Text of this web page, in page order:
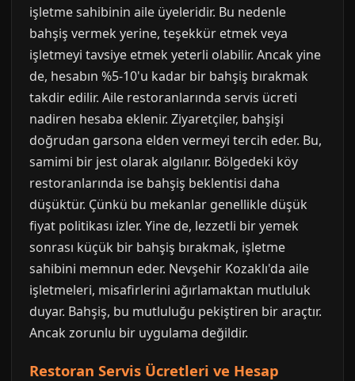
işletme sahibinin aile üyeleridir. Bu nedenle
bahşiş vermek yerine, teşekkür etmek veya
işletmeyi tavsiye etmek yeterli olabilir. Ancak yine
de, hesabın %5-10'u kadar bir bahşiş bırakmak
takdir edilir. Aile restoranlarında servis ücreti
nadiren hesaba eklenir. Ziyaretçiler, bahşişi
doğrudan garsona elden vermeyi tercih eder. Bu,
samimi bir jest olarak algılanır. Bölgedeki köy
restoranlarında ise bahşiş beklentisi daha
düşüktür. Çünkü bu mekanlar genellikle düşük
fiyat politikası izler. Yine de, lezzetli bir yemek
sonrası küçük bir bahşiş bırakmak, işletme
sahibini memnun eder. Nevşehir Kozaklı'da aile
işletmeleri, misafirlerini ağırlamaktan mutluluk
duyar. Bahşiş, bu mutluluğu pekiştiren bir araçtır.
Ancak zorunlu bir uygulama değildir.
Restoran Servis Ücretleri ve Hesap